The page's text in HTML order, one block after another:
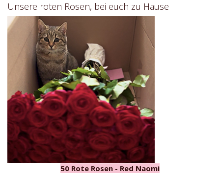
Unsere roten Rosen, bei euch zu Hause
50 Rote Rosen - Red Naomi